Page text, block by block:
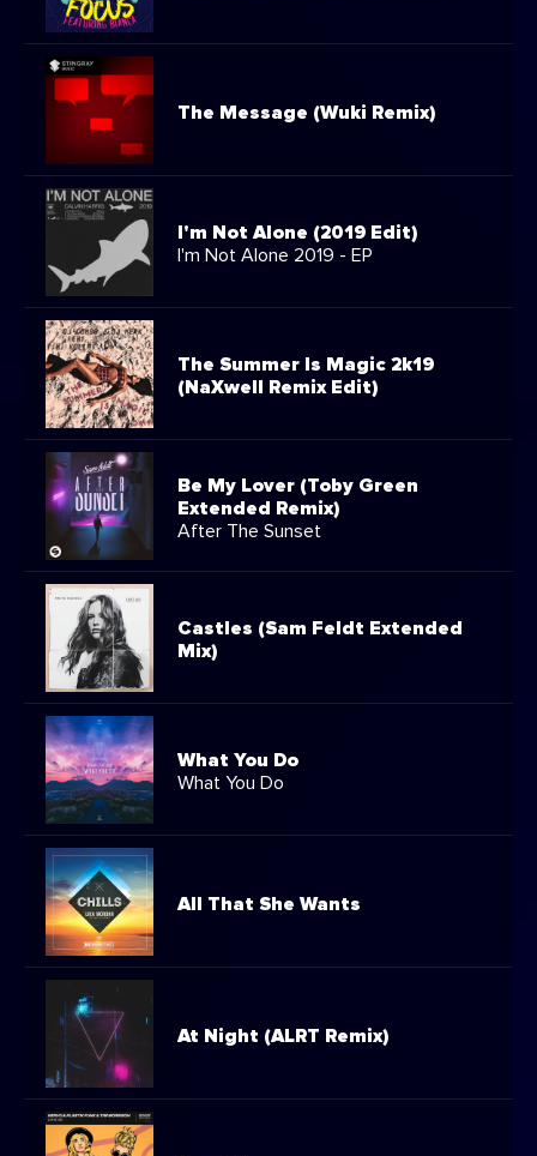
The Message (Wuki Remix)
I'm Not Alone (2019 Edit)
I'm Not Alone 2019 - EP
The Summer Is Magic 2k19
(NaXwell Remix Edit)
Be My Lover (Toby Green
Extended Remix)
After The Sunset
Castles (Sam Feldt Extended
Mix)
What You Do
What You Do
All That She Wants
At Night (ALRT Remix)